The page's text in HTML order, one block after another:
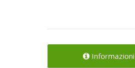
Informazioni